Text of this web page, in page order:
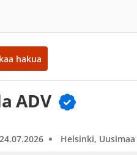
hakua
ADV
Helsinki, Uusimaa